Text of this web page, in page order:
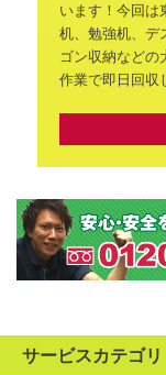
います！今回は
机、勉強机、デ
ゴン収納などの
作業で即日回収
サービスカテゴリ